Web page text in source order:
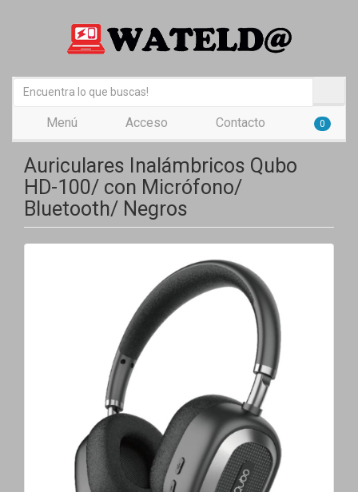
Menú Acceso Contacto 0
Auriculares Inalámbricos Qubo
HD-100/ con Micrófono/
Bluetooth/ Negros